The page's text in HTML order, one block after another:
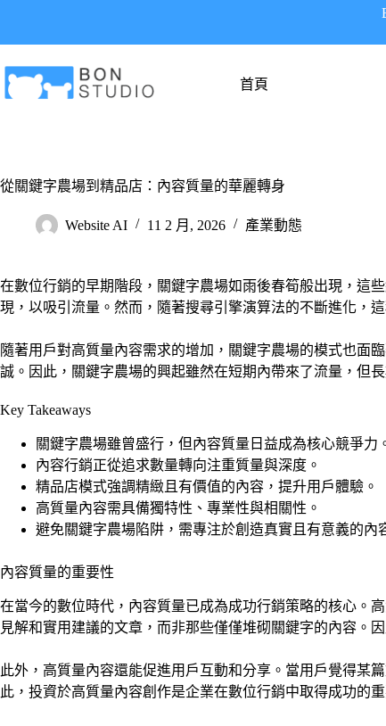
要
內
首頁
從關鍵字農場到精品店：內容質量的華麗轉身
Website AI 11 2 月, 2026 產業動態
在數位行銷的早期階段，關鍵字農場如雨後春筍般出現，這
現，以吸引流量。然而，隨著搜尋引擎演算法的不斷進化，
隨著用戶對高質量內容需求的增加，關鍵字農場的模式也面
誠。因此，關鍵字農場的興起雖然在短期內帶來了流量，但
Key Takeaways
關鍵字農場雖曾盛行，但內容質量日益成為核心競爭力
內容行銷正從追求數量轉向注重質量與深度。
精品店模式強調精緻且有價值的內容，提升用戶體驗。
高質量內容需具備獨特性、專業性與相關性。
避免關鍵字農場陷阱，需專注於創造真實且有意義的內
內容質量的重要性
在當今的數位時代，內容質量已成為成功行銷策略的核心。
見解和實用建議的文章，而非那些僅僅堆砌關鍵字的內容。
此外，高質量內容還能促進用戶互動和分享。當用戶覺得某
此，投資於高質量內容創作是企業在數位行銷中取得成功的重